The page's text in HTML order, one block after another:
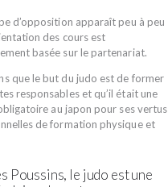
d’opposition apparaît peu à peu
des cours est
basée sur le partenariat.
que le but du judo est de former
responsables et qu’il était une
au japon pour ses vertus
de formation physique et
Poussins, le judo est une